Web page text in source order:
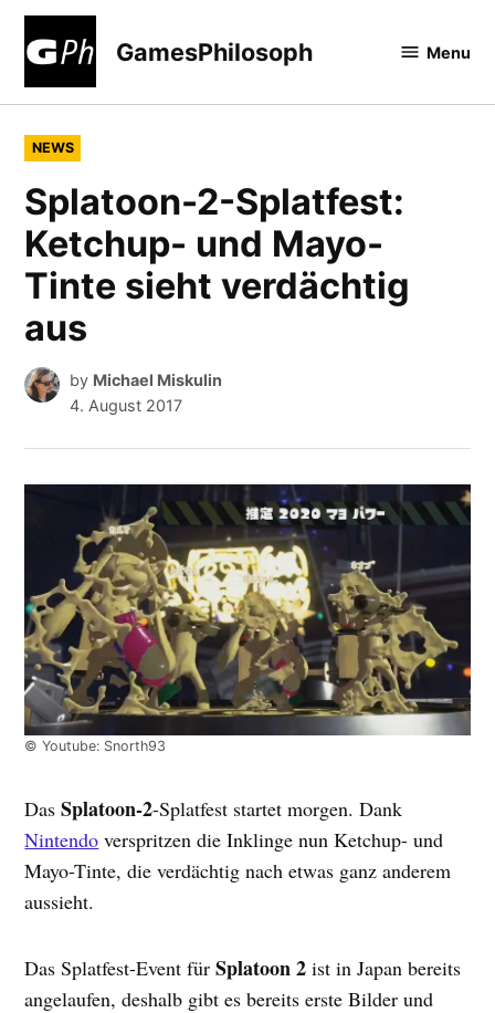
Skip
GamesPhilosoph Menu
POSTED
IN
NEWS
Splatoon-2-Splatfest:
Ketchup- und Mayo-
Tinte sieht verdächtig
aus
by Michael Miskulin
4. August 2017
© Youtube: Snorth93
DasSplatoon-2-Splatfest startet morgen. Dank
Nintendo verspritzen die Inklinge nun Ketchup- und
Mayo-Tinte, die verdächtig nach etwas ganz anderem
aussieht.
Das Splatfest-Event fürSplatoon 2 ist in Japan bereits
angelaufen, deshalb gibt es bereits erste Bilder und